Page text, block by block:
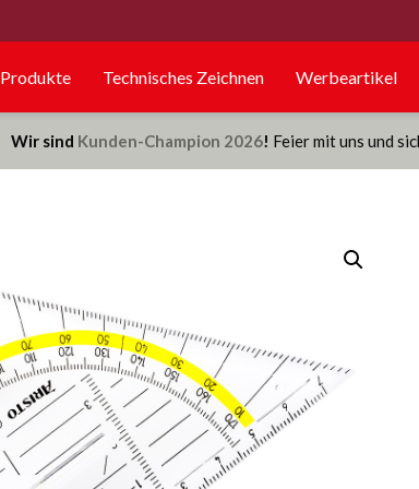
Produkte Technisches Zeichnen Werbeartikel
Wir sind Kunden-Champion 2026! Feier mit uns und